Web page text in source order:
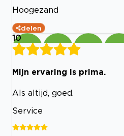
Hoogezand
delen
10
Mijn ervaring is prima.
Als altijd, goed.
Service